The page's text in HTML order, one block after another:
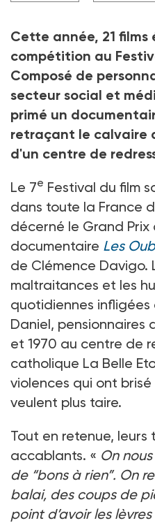
ateliers audiovisuels et
Crédit photo DR
Cette année, 21
compétition au
Composé de
secteur social et
primé un
retraçant le calvaire
d'un centre de
Le 7e Festival du film
dans toute la France
décerné le Grand Prix
documentaire Les
de Clémence Davigo.
maltraitances et les
quotidiennes infligées
Daniel, pensionnaires
et 1970 au centre de
catholique La Belle
violences qui ont brisé
veulent plus taire.
Tout en retenue,
accablants. « On
de “bons à rien”. On
balai, des coups de
point d’avoir les